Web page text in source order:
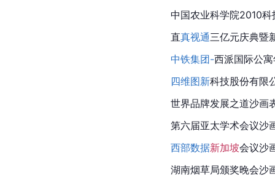
中国农业科学院2010科
直真视通三亿元庆典暨
中铁集团-西派国际公
四维图新科技股份有限
世界品牌发展之道沙画
第六届亚太学术会议沙
西部数据新加坡会议沙
湖南烟草局颁奖晚会沙